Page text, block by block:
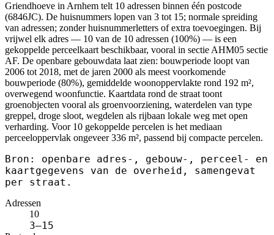
Griendhoeve in Arnhem telt 10 adressen binnen één postcode
(6846JC). De huisnummers lopen van 3 tot 15; normale spreiding
van adressen; zonder huisnummerletters of extra toevoegingen. Bij
vrijwel elk adres — 10 van de 10 adressen (100%) — is een
gekoppelde perceelkaart beschikbaar, vooral in sectie AHM05 sectie
AF. De openbare gebouwdata laat zien: bouwperiode loopt van
2006 tot 2018, met de jaren 2000 als meest voorkomende
bouwperiode (80%), gemiddelde woonoppervlakte rond 192 m²,
overwegend woonfunctie. Kaartdata rond de straat toont
groenobjecten vooral als groenvoorziening, waterdelen van type
greppel, droge sloot, wegdelen als rijbaan lokale weg met open
verharding. Voor 10 gekoppelde percelen is het mediaan
perceeloppervlak ongeveer 336 m², passend bij compacte percelen.
Bron: openbare adres-, gebouw-, perceel- en
kaartgegevens van de overheid, samengevat
per straat.
Adressen
10
3–15